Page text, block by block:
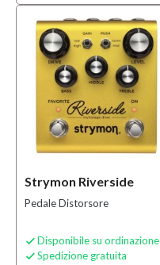
Strymon Riverside
Pedale Distorsore
 Disponibile su ordinazione
 Spedizione gratuita